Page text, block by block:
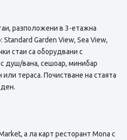
разположени в 3-етажна
Standard Garden View, Sea View,
стаи са оборудвани с
душ/вана, сешоар, минибар
тераса. Почистване на стаята
а ла карт ресторант Mona с